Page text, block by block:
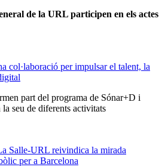
de la URL participen en els actes
col·laboració per impulsar el talent, la
part del programa de Sónar+D i
seu de diferents activitats
Salle-URL reivindica la mirada
per a Barcelona